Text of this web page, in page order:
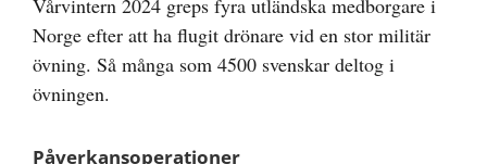
Vårvintern 2024 greps fyra utländska medborgare i
Norge efter att ha flugit drönare vid en stor militär
övning. Så många som 4500 svenskar deltog i
övningen.
Påverkansoperationer